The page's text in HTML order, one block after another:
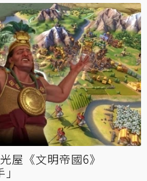
屋《文明帝國6》